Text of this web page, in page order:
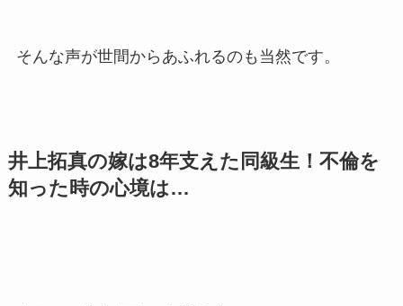
そんな声が世間からあふれるのも当然です。
井上拓真の嫁は8年支えた同級生！不倫を
知った時の心境は…